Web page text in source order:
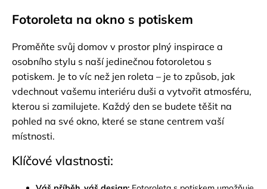
Fotoroleta na okno s potiskem
Proměňte svůj domov v prostor plný inspirace a
osobního stylu s naší jedinečnou fotoroletou s
potiskem. Je to víc než jen roleta – je to způsob, jak
vdechnout vašemu interiéru duši a vytvořit atmosféru,
kterou si zamilujete. Každý den se budete těšit na
pohled na své okno, které se stane centrem vaší
místnosti.
Klíčové vlastnosti: